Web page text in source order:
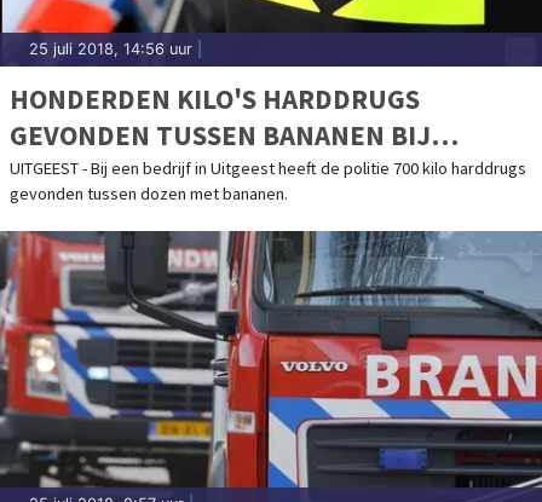
25 juli 2018, 14:56 uur
HONDERDEN KILO'S HARDDRUGS
GEVONDEN TUSSEN BANANEN BIJ
BEDRIJF UITGEEST
UITGEEST - Bij een bedrijf in Uitgeest heeft de politie 700 kilo harddrugs
gevonden tussen dozen met bananen.